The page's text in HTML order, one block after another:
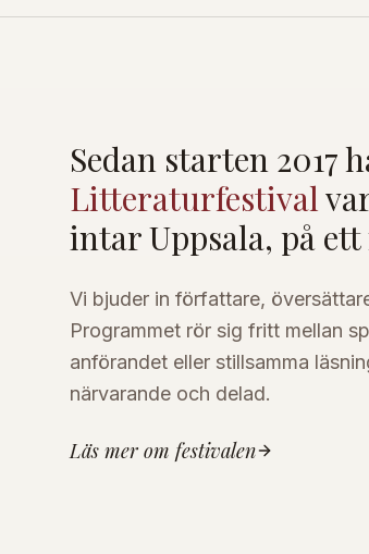
Sedan starten 2017
Litteraturfestival
intar Uppsala, på
Vi bjuder in författare,
Programmet rör sig fritt mellan
anförandet eller stillsamma
närvarande och delad.
Läs mer om festivalen